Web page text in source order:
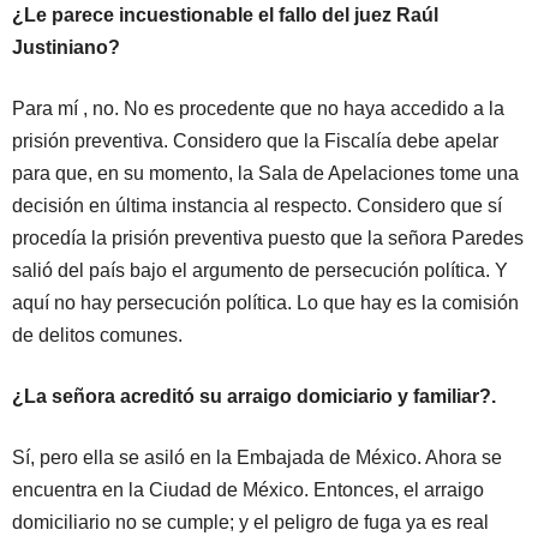
¿Le parece incuestionable el fallo del juez Raúl
Justiniano?
Para mí , no. No es procedente que no haya accedido a la
prisión preventiva. Considero que la Fiscalía debe apelar
para que, en su momento, la Sala de Apelaciones tome una
decisión en última instancia al respecto. Considero que sí
procedía la prisión preventiva puesto que la señora Paredes
salió del país bajo el argumento de persecución política. Y
aquí no hay persecución política. Lo que hay es la comisión
de delitos comunes.
¿La señora acreditó su arraigo domiciario y familiar?.
Sí, pero ella se asiló en la Embajada de México. Ahora se
encuentra en la Ciudad de México. Entonces, el arraigo
domiciliario no se cumple; y el peligro de fuga ya es real